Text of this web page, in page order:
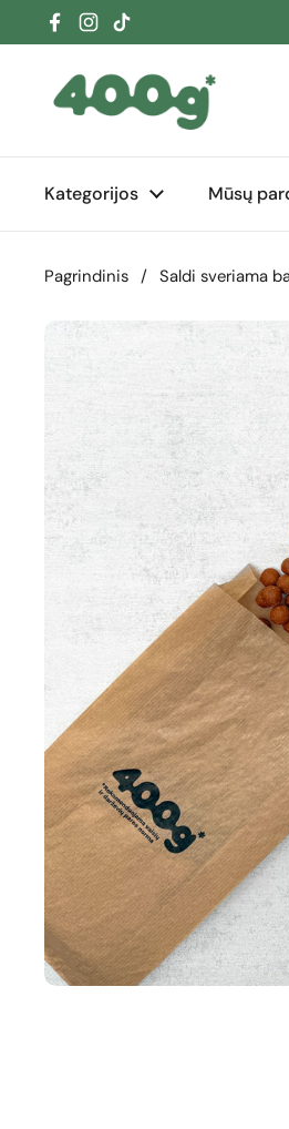
Pereiti prie turinio
Facebook
Instagram
TikTok
Kategorijos Mūsų
Pagrindinis / Saldi sveriama